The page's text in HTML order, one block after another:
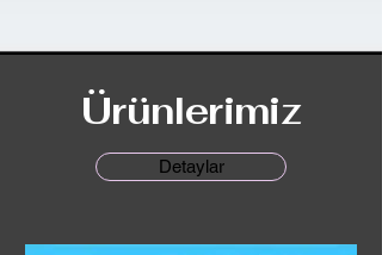
Ürünlerimiz
Detaylar